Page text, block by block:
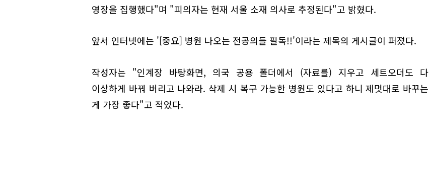
영장을 집행했다"며 "피의자는 현재 서울 소재 의사로 추정된다"고 밝혔다.
앞서 인터넷에는 '[중요] 병원 나오는 전공의들 필독!!'이라는 제목의 게시글이 퍼졌다.
작성자는 "인계장 바탕화면, 의국 공용 폴더에서 (자료를) 지우고 세트오더도 다
이상하게 바꿔 버리고 나와라. 삭제 시 복구 가능한 병원도 있다고 하니 제멋대로 바꾸는
게 가장 좋다"고 적었다.